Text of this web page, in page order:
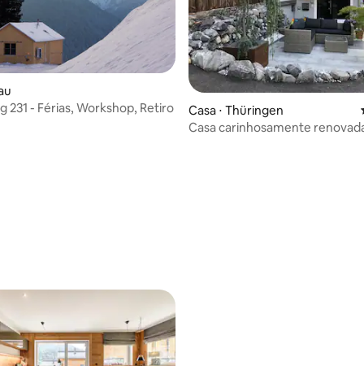
de 5, 24 avaliações
231 - Férias, Workshop, Retiro
Casa ⋅ Thüringen
Casa carinhosamente